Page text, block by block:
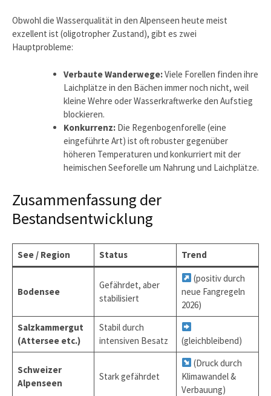
Obwohl die Wasserqualität in den Alpenseen heute meist
exzellent ist (oligotropher Zustand), gibt es zwei
Hauptprobleme:
Verbaute Wanderwege:Viele Forellen finden ihre
Laichplätze in den Bächen immer noch nicht, weil
kleine Wehre oder Wasserkraftwerke den Aufstieg
blockieren.
Konkurrenz: Die Regenbogenforelle (eine
eingeführte Art) ist oft robuster gegenüber
höheren Temperaturen und konkurriert mit der
heimischen Seeforelle um Nahrung und Laichplätze.
Zusammenfassung der
Bestandsentwicklung
See / Region Status Trend
Bodensee
Gefährdet, aber
stabilisiert
(positiv durch
neue Fangregeln
2026)
Salzkammergut
(Attersee etc.)
Stabil durch
intensiven Besatz
(gleichbleibend)
Schweizer
Alpenseen
Stark gefährdet
(Druck durch
Klimawandel &
Verbauung)